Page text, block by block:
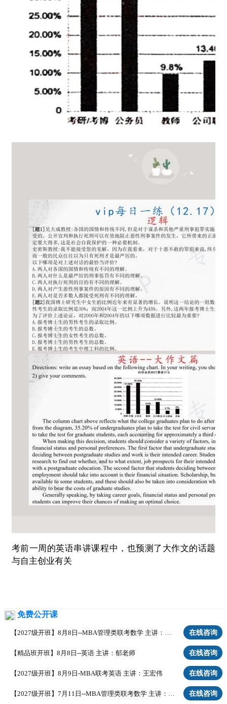
考前一周的英语串讲课程中，也预测了大作文的话题
与自主创业有关
免费公开课
【2027级开班】8月8日--MBA管理类联考数学 主讲：张宸铭 在线咨询
【精品班开班】8月8日--英语 主讲：郁老师 在线咨询
【2027级开班】8月9日-MBA联考英语 主讲：王宏伟 在线咨询
【2027级开班】7月11日--MBA管理类联考数学 主讲：张宸铭 在线咨询